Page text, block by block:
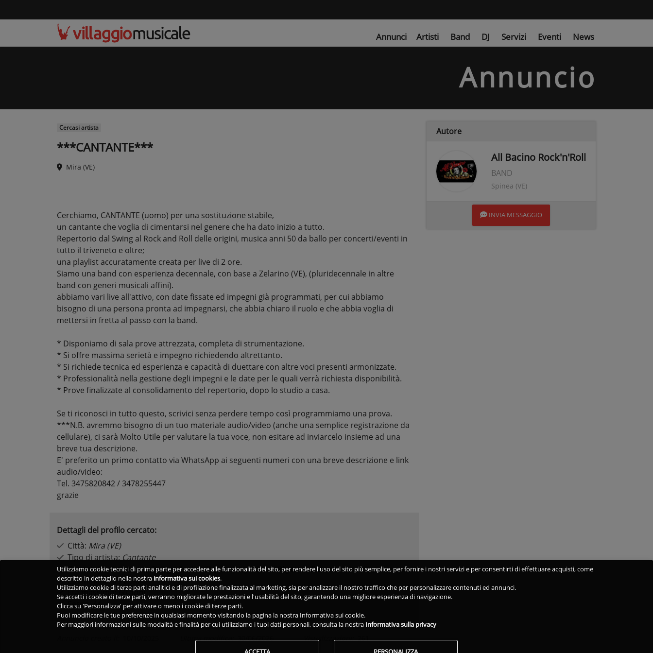
Annunci Artisti Band DJ Servizi Eventi News
Annuncio
Cercasi artista
***CANTANTE***
Mira (VE)
Cerchiamo, CANTANTE (uomo) per una sostituzione stabile,
un cantante che voglia di cimentarsi nel genere che ha dato inizio a tutto.
Repertorio dal Swing al Rock and Roll delle origini, musica anni 50 da ballo per concerti/eventi in
tutto il triveneto e oltre;
una playlist accuratamente creata per live di 2 ore.
Siamo una band con esperienza decennale, con base a Zelarino (VE), (pluridecennale in altre
band con generi musicali affini).
abbiamo vari live all'attivo, con date fissate ed impegni già programmati, per cui abbiamo
bisogno di una persona pronta ad impegnarsi, che abbia chiaro il ruolo e che abbia voglia di
mettersi in fretta al passo con la band.
* Disponiamo di sala prove attrezzata, completa di strumentazione.
* Si offre massima serietà e impegno richiedendo altrettanto.
* Si richiede tecnica ed esperienza e capacità di duettare con altre voci presenti armonizzate.
* Professionalità nella gestione degli impegni e le date per le quali verrà richiesta disponibilità.
* Prove finalizzate al consolidamento del repertorio, dopo lo studio a casa.
Se ti riconosci in tutto questo, scrivici senza perdere tempo così programmiamo una prova.
***N.B. avremmo bisogno di un tuo materiale audio/video (anche una semplice registrazione da
cellulare), ci sarà Molto Utile per valutare la tua voce, non esitare ad inviarcelo insieme ad una
breve tua descrizione.
E' preferito un primo contatto via WhatsApp ai seguenti numeri con una breve descrizione e link
audio/video:
Tel. 3475820842 / 3478255447
grazie
Dettagli del profilo cercato:
Città: Mira (VE)
Tipo di artista: Cantante
Generi:Rock and roll,Swing,Rockabilly,Country blues,Rhytm & Blues
Età minima:19 anni
Età massima:60 anni
Sesso:M
Ultima modifica: 30/06/2026 Visualizzazioni: 261
Autore
All Bacino Rock'n'Roll
BAND
Spinea (VE)
INVIA MESSAGGIO
Utilizziamo cookie tecnici di prima parte per accedere alle funzionalità del sito, per rendere l'uso del sito più semplice, per fornire i nostri servizi e per consentirti di effettuare acquisti, come
descritto in dettaglio nella nostra informativa sui cookies.
Utilizziamo cookie di terze parti analitici e di profilazione finalizzata al marketing, sia per analizzare il nostro traffico che per personalizzare contenuti ed annunci.
Se accetti i cookie di terze parti, verranno migliorate le prestazioni e l'usabilità del sito, garantendo una migliore esperienza di navigazione.
Clicca su 'Personalizza' per attivare o meno i cookie di terze parti.
Puoi modificare le tue preferenze in qualsiasi momento visitando la pagina la nostra Informativa sui cookie.
Per maggiori informazioni sulle modalità e finalità per cui utilizziamo i tuoi dati personali, consulta la nostra Informativa sulla privacy